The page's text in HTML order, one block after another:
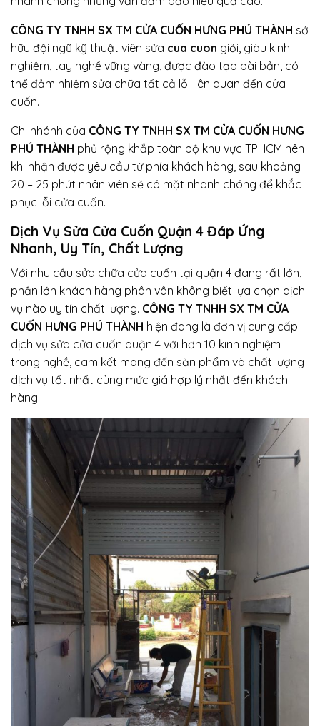
CÔNG TY TNHH SX TM CỬA CUỐN HƯNG PHÚ THÀNH sở
hữu đội ngũ kỹ thuật viên sửa cua cuon giỏi, giàu kinh
nghiệm, tay nghề vững vàng, được đào tạo bài bản, có
thể đảm nhiệm sửa chữa tất cả lỗi liên quan đến cửa
cuốn.
Chi nhánh của CÔNG TY TNHH SX TM CỬA CUỐN HƯNG
PHÚ THÀNH phủ rộng khắp toàn bộ khu vực TPHCM nên
khi nhận được yêu cầu từ phía khách hàng, sau khoảng
20 – 25 phút nhân viên sẽ có mặt nhanh chóng để khắc
phục lỗi cửa cuốn.
Dịch Vụ Sửa Cửa Cuốn Quận 4 Đáp Ứng
Nhanh, Uy Tín, Chất Lượng
Với nhu cầu sửa chữa cửa cuốn tại quận 4 đang rất lớn,
phần lớn khách hàng phân vân không biết lựa chọn dịch
vụ nào uy tín chất lượng. CÔNG TY TNHH SX TM CỬA
CUỐN HƯNG PHÚ THÀNH hiện đang là đơn vị cung cấp
dịch vụ sửa cửa cuốn quận 4 với hơn 10 kinh nghiệm
trong nghề, cam kết mang đến sản phẩm và chất lượng
dịch vụ tốt nhất cùng mức giá hợp lý nhất đến khách
hàng.